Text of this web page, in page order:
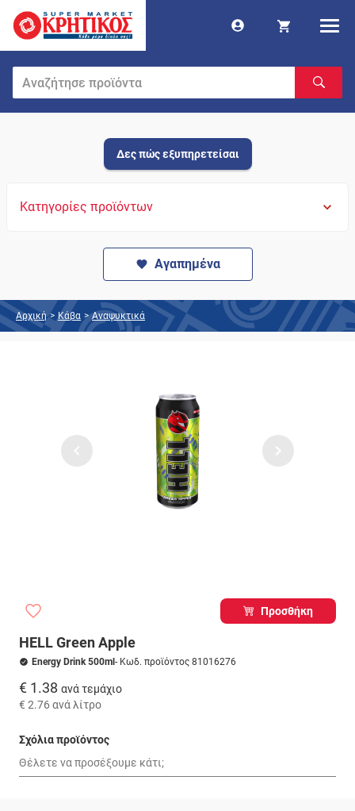
Δες πώς εξυπηρετείσαι
Κατηγορίες προϊόντων
Αγαπημένα
Αρχική > Κάβα > Αναψυκτικά
Προσθήκη
HELL Green Apple
Energy Drink 500ml - Κωδ. προϊόντος 81016276
€ 1.38 ανά τεμάχιο
€ 2.76 ανά λίτρο
Σχόλια προϊόντος